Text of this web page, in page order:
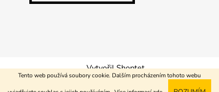
Tento web používá soubory cookie. Dalším procházením tohoto webu
Vytvořil Shoptet
Copyright 2026Buď tvrďák . Všechna práva vyhrazena.